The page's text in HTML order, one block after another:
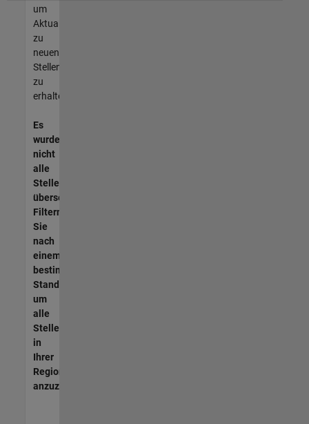
um
Aktualisierungen
zu
neuen
Stellenangeboten
zu
erhalten.
Es
wurden
nicht
alle
Stellen
übersetzt.
Filtern
Sie
nach
einem
bestimmten
Standort,
um
alle
Stellenangebote
in
Ihrer
Region
anzuzeigen.